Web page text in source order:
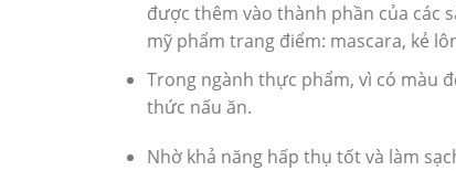
được thêm vào thành phần của các
mỹ phẩm trang điểm: mascara, kẻ
Trong ngành thực phẩm, vì có màu
thức nấu ăn.
Nhờ khả năng hấp thụ tốt và làm